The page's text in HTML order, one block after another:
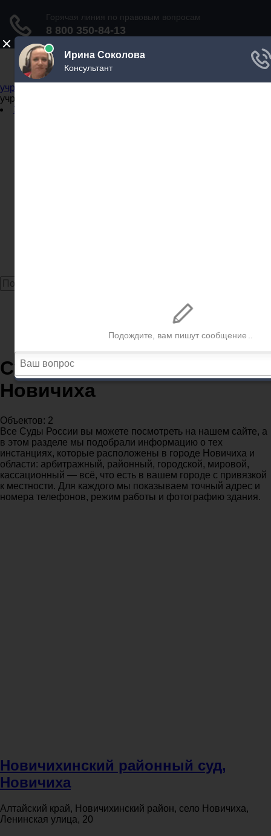
Не официальный справочник государственных
учреждений
учреждений
Задать вопрос юристу
Судебные участки в городе Новичиха
Судебные участки в городе
Новичиха
Объектов: 2
Все Суды России вы можете посмотреть на нашем сайте, а
в этом разделе мы подобрали информацию о тех
инстанциях, которые расположены в городе Новичиха и
области: арбитражный, районный, городской, мировой,
кассационный — всё, что есть в вашем городе с привязкой
к местности. Для каждого мы показываем точный адрес и
номера телефонов, режим работы и фотографию здания.
Новичихинский районный суд,
Новичиха
Алтайский край, Новичихинский район, село Новичиха,
Ленинская улица, 20